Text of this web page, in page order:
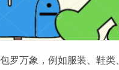
万象，例如服装、鞋类、